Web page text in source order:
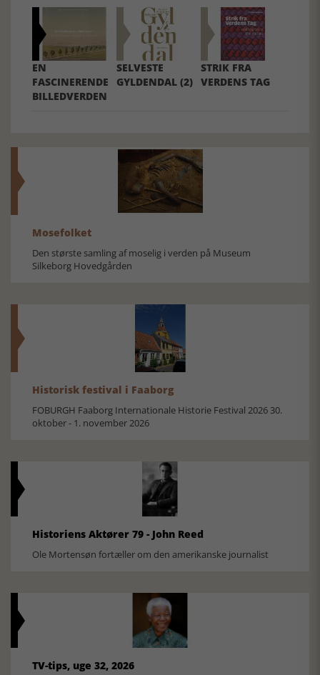
EN
FASCINERENDE
BILLEDVERDEN
SELVESTE
GYLDENDAL (2)
STRIK FRA
VERDENS TAG
Mosefolket
Den største samling af moselig i verden på Museum
Silkeborg Hovedgården
Historisk festival i Faaborg
FOBURGH Faaborg Internationale Historie Festival 2026 30.
oktober - 1. november 2026
Historiens Aktører 79 - John Reed
Ole Mortensøn fortæller om den amerikanske journalist
TV-tips, uge 32, 2026